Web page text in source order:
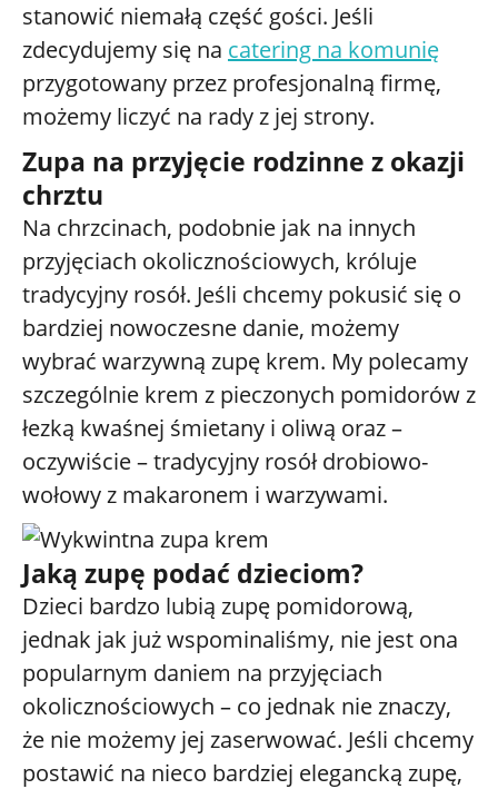
stanowić niemałą część gości. Jeśli
zdecydujemy się na catering na komunię
przygotowany przez profesjonalną firmę,
możemy liczyć na rady z jej strony.
Zupa na przyjęcie rodzinne z okazji
chrztu
Na chrzcinach, podobnie jak na innych
przyjęciach okolicznościowych, króluje
tradycyjny rosół. Jeśli chcemy pokusić się o
bardziej nowoczesne danie, możemy
wybrać warzywną zupę krem. My polecamy
szczególnie krem z pieczonych pomidorów z
łezką kwaśnej śmietany i oliwą oraz –
oczywiście – tradycyjny rosół drobiowo-
wołowy z makaronem i warzywami.
Jaką zupę podać dzieciom?
Dzieci bardzo lubią zupę pomidorową,
jednak jak już wspominaliśmy, nie jest ona
popularnym daniem na przyjęciach
okolicznościowych – co jednak nie znaczy,
że nie możemy jej zaserwować. Jeśli chcemy
postawić na nieco bardziej elegancką zupę,